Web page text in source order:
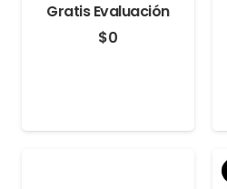
Gratis Evaluación
$0